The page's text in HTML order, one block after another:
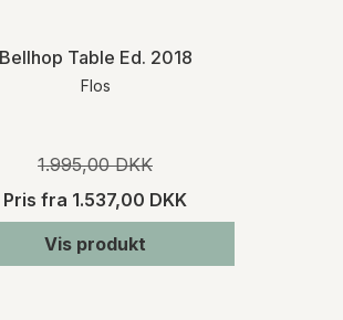
Bellhop Table Ed. 2018
Flos
1.995,00 DKK
Pris fra 1.537,00 DKK
Vis produkt